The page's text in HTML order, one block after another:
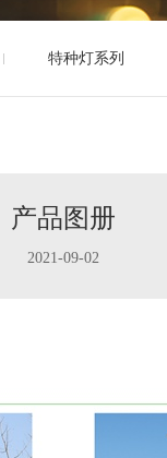
特种灯系列
产品图册
2021-09-02